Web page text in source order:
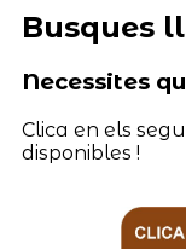
Busques
Necessites
Clica en els
disponibles !